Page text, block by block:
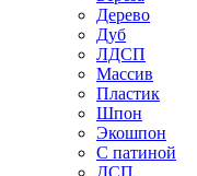
Дерево
Дуб
ЛДСП
Массив
Пластик
Шпон
Экошпон
С патиной
ДСП